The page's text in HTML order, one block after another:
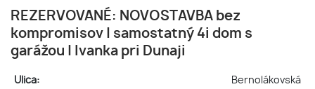
REZERVOVANÉ: NOVOSTAVBA bez
kompromisov | samostatný 4i dom s
garážou | Ivanka pri Dunaji
Ulica:
Bernolákovská